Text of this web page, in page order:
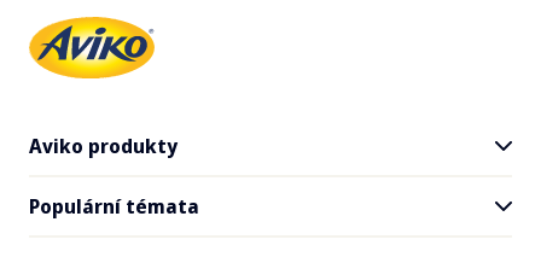
Aviko produkty
Všechny produkty
Populární témata